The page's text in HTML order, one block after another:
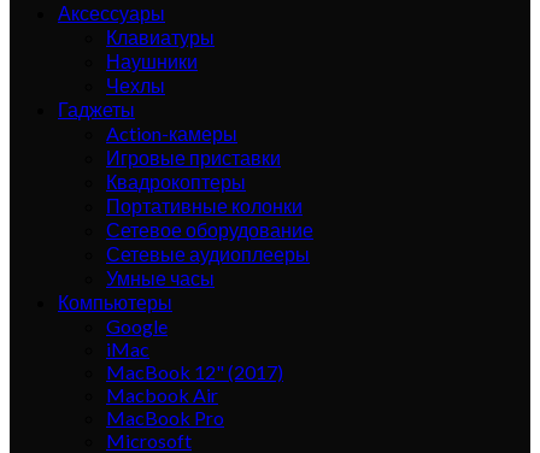
Аксессуары
Клавиатуры
Наушники
Чехлы
Гаджеты
Action-камеры
Игровые приставки
Квадрокоптеры
Портативные колонки
Сетевое оборудование
Сетевые аудиоплееры
Умные часы
Компьютеры
Google
iMac
MacBook 12" (2017)
Macbook Air
MacBook Pro
Microsoft